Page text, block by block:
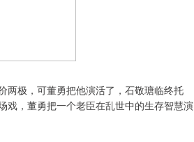
两极，可董勇把他演活了，石敬瑭临终托
戏，董勇把一个老臣在乱世中的生存智慧演